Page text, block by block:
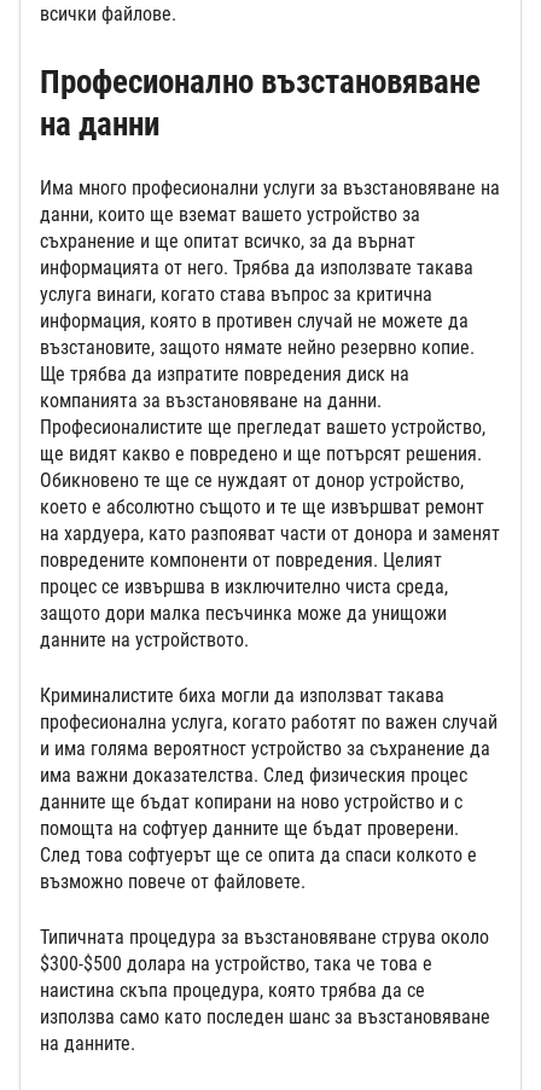
всички файлове.
Професионално възстановяване
на данни
Има много професионални услуги за възстановяване на
данни, които ще вземат вашето устройство за
съхранение и ще опитат всичко, за да върнат
информацията от него. Трябва да използвате такава
услуга винаги, когато става въпрос за критична
информация, която в противен случай не можете да
възстановите, защото нямате нейно резервно копие.
Ще трябва да изпратите повредения диск на
компанията за възстановяване на данни.
Професионалистите ще прегледат вашето устройство,
ще видят какво е повредено и ще потърсят решения.
Обикновено те ще се нуждаят от донор устройство,
което е абсолютно същото и те ще извършват ремонт
на хардуера, като разпояват части от донора и заменят
повредените компоненти от повредения. Целият
процес се извършва в изключително чиста среда,
защото дори малка песъчинка може да унищожи
данните на устройството.
Криминалистите биха могли да използват такава
професионална услуга, когато работят по важен случай
и има голяма вероятност устройство за съхранение да
има важни доказателства. След физическия процес
данните ще бъдат копирани на ново устройство и с
помощта на софтуер данните ще бъдат проверени.
След това софтуерът ще се опита да спаси колкото е
възможно повече от файловете.
Типичната процедура за възстановяване струва около
$300-$500 долара на устройство, така че това е
наистина скъпа процедура, която трябва да се
използва само като последен шанс за възстановяване
на данните.